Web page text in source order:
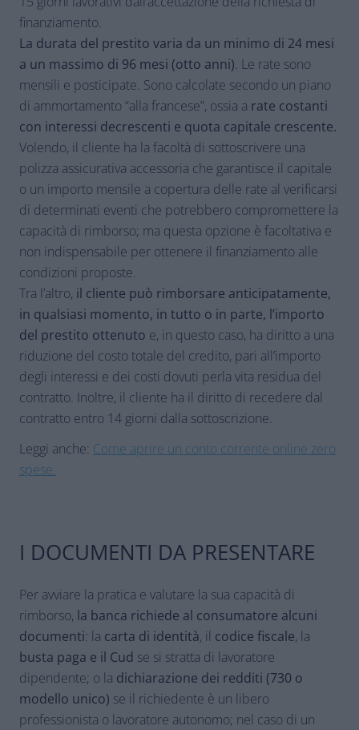
finanziamento.
La durata del prestito varia da un minimo di 24 mesi
a un massimo di 96 mesi (otto anni). Le rate sono
mensili e posticipate. Sono calcolate secondo un piano
di ammortamento “alla francese”, ossia a rate costanti
con interessi decrescenti e quota capitale crescente.
Volendo, il cliente ha la facoltà di sottoscrivere una
polizza assicurativa accessoria che garantisce il capitale
o un importo mensile a copertura delle rate al verificarsi
di determinati eventi che potrebbero compromettere la
capacità di rimborso; ma questa opzione è facoltativa e
non indispensabile per ottenere il finanziamento alle
condizioni proposte.
Tra l’altro, il cliente può rimborsare anticipatamente,
in qualsiasi momento, in tutto o in parte, l’importo
del prestito ottenuto e, in questo caso, ha diritto a una
riduzione del costo totale del credito, pari all’importo
degli interessi e dei costi dovuti perla vita residua del
contratto. Inoltre, il cliente ha il diritto di recedere dal
contratto entro 14 giorni dalla sottoscrizione.
Leggi anche: Come aprire un conto corrente online zero
spese.
I DOCUMENTI DA PRESENTARE
Per avviare la pratica e valutare la sua capacità di
rimborso, la banca richiede al consumatore alcuni
documenti: la carta di identità, il codice fiscale, la
busta paga e il Cud se si stratta di lavoratore
dipendente; o la dichiarazione dei redditi (730 o
modello unico) se il richiedente è un libero
professionista o lavoratore autonomo; nel caso di un